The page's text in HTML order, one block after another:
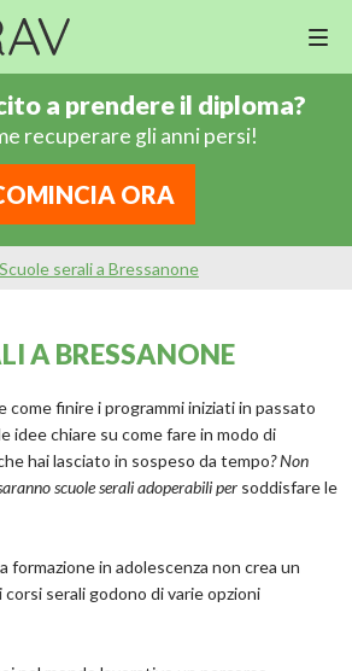
a prendere il diploma?
recuperare gli anni persi!
ORA
Scuole serali a Bressanone
A BRESSANONE
come finire i programmi iniziati in passato
idee chiare su come fare in modo di
hai lasciato in sospeso da tempo? Non
scuole serali adoperabili per soddisfare le
formazione in adolescenza non crea un
serali godono di varie opzioni